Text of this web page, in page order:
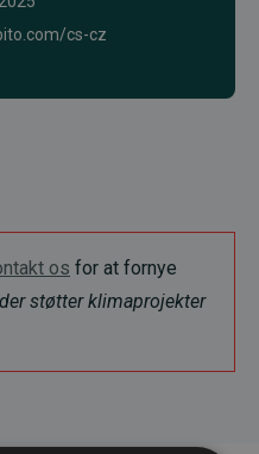
cs-cz
os for at fornye
støtter klimaprojekter